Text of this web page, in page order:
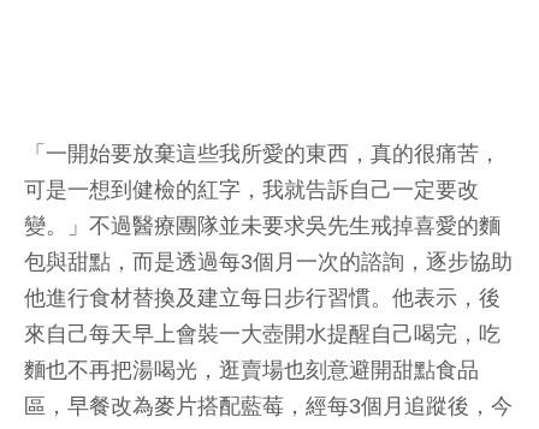
「一開始要放棄這些我所愛的東西，真的很痛苦，
可是一想到健檢的紅字，我就告訴自己一定要改
變。」不過醫療團隊並未要求吳先生戒掉喜愛的麵
包與甜點，而是透過每3個月一次的諮詢，逐步協助
他進行食材替換及建立每日步行習慣。他表示，後
來自己每天早上會裝一大壺開水提醒自己喝完，吃
麵也不再把湯喝光，逛賣場也刻意避開甜點食品
區，早餐改為麥片搭配藍莓，經每3個月追蹤後，今